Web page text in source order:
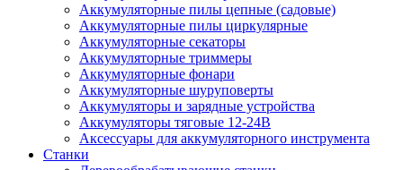
Аккумуляторные пилы цепные (садовые)
Аккумуляторные пилы циркулярные
Аккумуляторные секаторы
Аккумуляторные триммеры
Аккумуляторные фонари
Аккумуляторные шуруповерты
Аккумуляторы и зарядные устройства
Аккумуляторы тяговые 12-24В
Аксессуары для аккумуляторного инструмента
Станки